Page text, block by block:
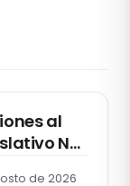
al
Nº
de 2026